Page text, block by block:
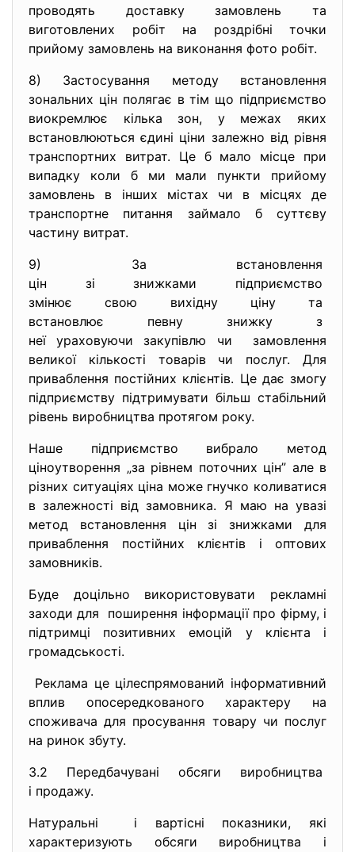
проводять доставку замовлень та
виготовлених робіт на роздрібні точки
прийому замовлень на виконання фото робіт.
8) Застосування методу встановлення
зональних цін полягає в тім що підприємство
виокремлює кілька зон, у межах яких
встановлюються єдині ціни залежно від рівня
транспортних витрат. Це б мало місце при
випадку коли б ми мали пункти прийому
замовлень в інших містах чи в місцях де
транспортне питання займало б суттєву
частину витрат.
9) За встановлення
цін зі знижками підприємство
змінює свою вихідну ціну та
встановлює певну знижку з
неї ураховуючи закупівлю чи замовлення
великої кількості товарів чи послуг. Для
приваблення постійних клієнтів. Це дає змогу
підприємству підтримувати більш стабільний
рівень виробництва протягом року.
Наше підприємство вибрало метод
ціноутворення „за рівнем поточних цін” але в
різних ситуаціях ціна може гнучко коливатися
в залежності від замовника. Я маю на увазі
метод встановлення цін зі знижками для
приваблення постійних клієнтів і оптових
замовників.
Буде доцільно використовувати рекламні
заходи для поширення інформації про фірму, і
підтримці позитивних емоцій у клієнта і
громадськості.
Реклама це цілеспрямований інформативний
вплив опосередкованого характеру на
споживача для просування товару чи послуг
на ринок збуту.
3.2 Передбачувані обсяги виробництва
і продажу.
Натуральні і вартісні показники, які
характеризують обсяги виробництва і